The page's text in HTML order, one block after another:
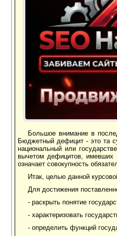
Большое внимание в
Бюджетный дефицит - это та
национальный или
вычетом дефицитов, имевших
означает совокупность
Итак, целью данной
Для достижения
- раскрыть понятие
- характеризовать
- определить функций